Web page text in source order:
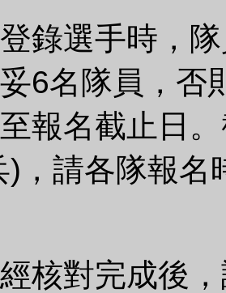
登錄選手時，
6名隊員，否
報名截止日
)，請各隊報名
核對完成後